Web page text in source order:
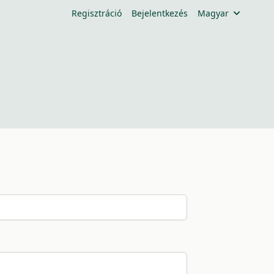
Regisztráció Bejelentkezés Magyar